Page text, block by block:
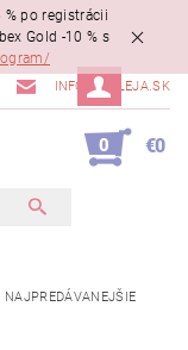
% po registrácii
Gold -10 % s
INFO@MALEJA.SK
0 €0
NAJPREDÁVANEJŠIE